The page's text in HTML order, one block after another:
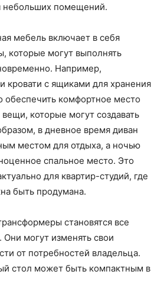
небольших помещений.
мебель включает в себя
которые могут выполнять
Например,
кровати с ящиками для хранения
обеспечить комфортное место
которые могут создавать
в дневное время диван
местом для отдыха, а ночью
спальное место. Это
для квартир-студий, где
быть продумана.
становятся все
могут изменять свои
от потребностей владельца.
стол может быть компактным в